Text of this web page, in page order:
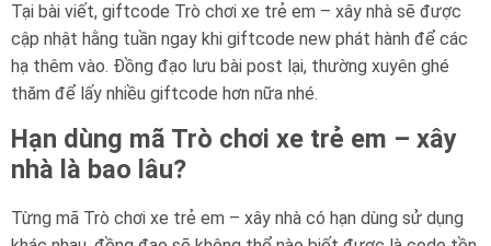
Tại bài viết, giftcode Trò chơi xe trẻ em – xây nhà sẽ được
cập nhật hằng tuần ngay khi giftcode new phát hành để các
hạ thêm vào. Đồng đạo lưu bài post lại, thường xuyên ghé
thăm để lấy nhiều giftcode hơn nữa nhé.
Hạn dùng mã Trò chơi xe trẻ em – xây
nhà là bao lâu?
Từng mã Trò chơi xe trẻ em – xây nhà có hạn dùng sử dụng